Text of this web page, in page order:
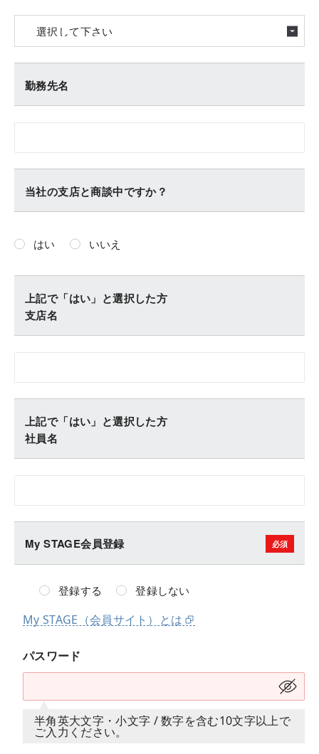
勤務先名
当社の支店と商談中ですか？
はい いいえ
上記で「はい」と選択した方
支店名
上記で「はい」と選択した方
社員名
My STAGE会員登録
登録する 登録しない
My STAGE（会員サイト）とは
パスワード
半角英大文字・小文字 / 数字を含む10文字以上で
ご入力ください。